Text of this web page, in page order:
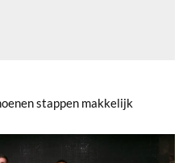
stappen makkelijk